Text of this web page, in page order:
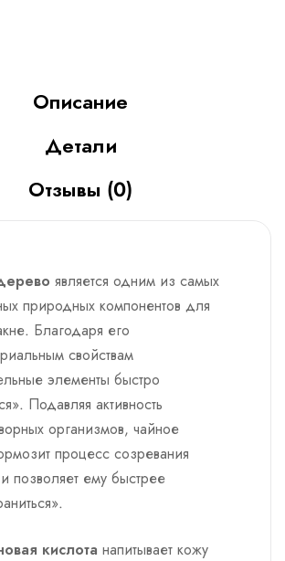
Описание
Детали
Отзывы (0)
является одним из самых
природных компонентов для
Благодаря его
свойствам
элементы быстро
Подавляя активность
организмов, чайное
процесс созревания
позволяет ему быстрее
кислота напитывает кожу